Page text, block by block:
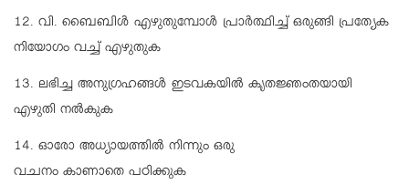
12. വി. ബൈബിൾ എഴുതുമ്പോൾ പ്രാർത്ഥിച്ച് ഒരുങ്ങി പ്രത്യേക
നിയോഗം വച്ച് എഴുതുക
13. ലഭിച്ച അനുഗ്രഹങ്ങൾ ഇടവകയിൽ കൃതജ്ഞംതയായി
എഴുതി നൽകുക
14. ഓരോ അധ്യായത്തിൽ നിന്നും ഒരു
വചനം കാണാതെ പഠിക്കുക